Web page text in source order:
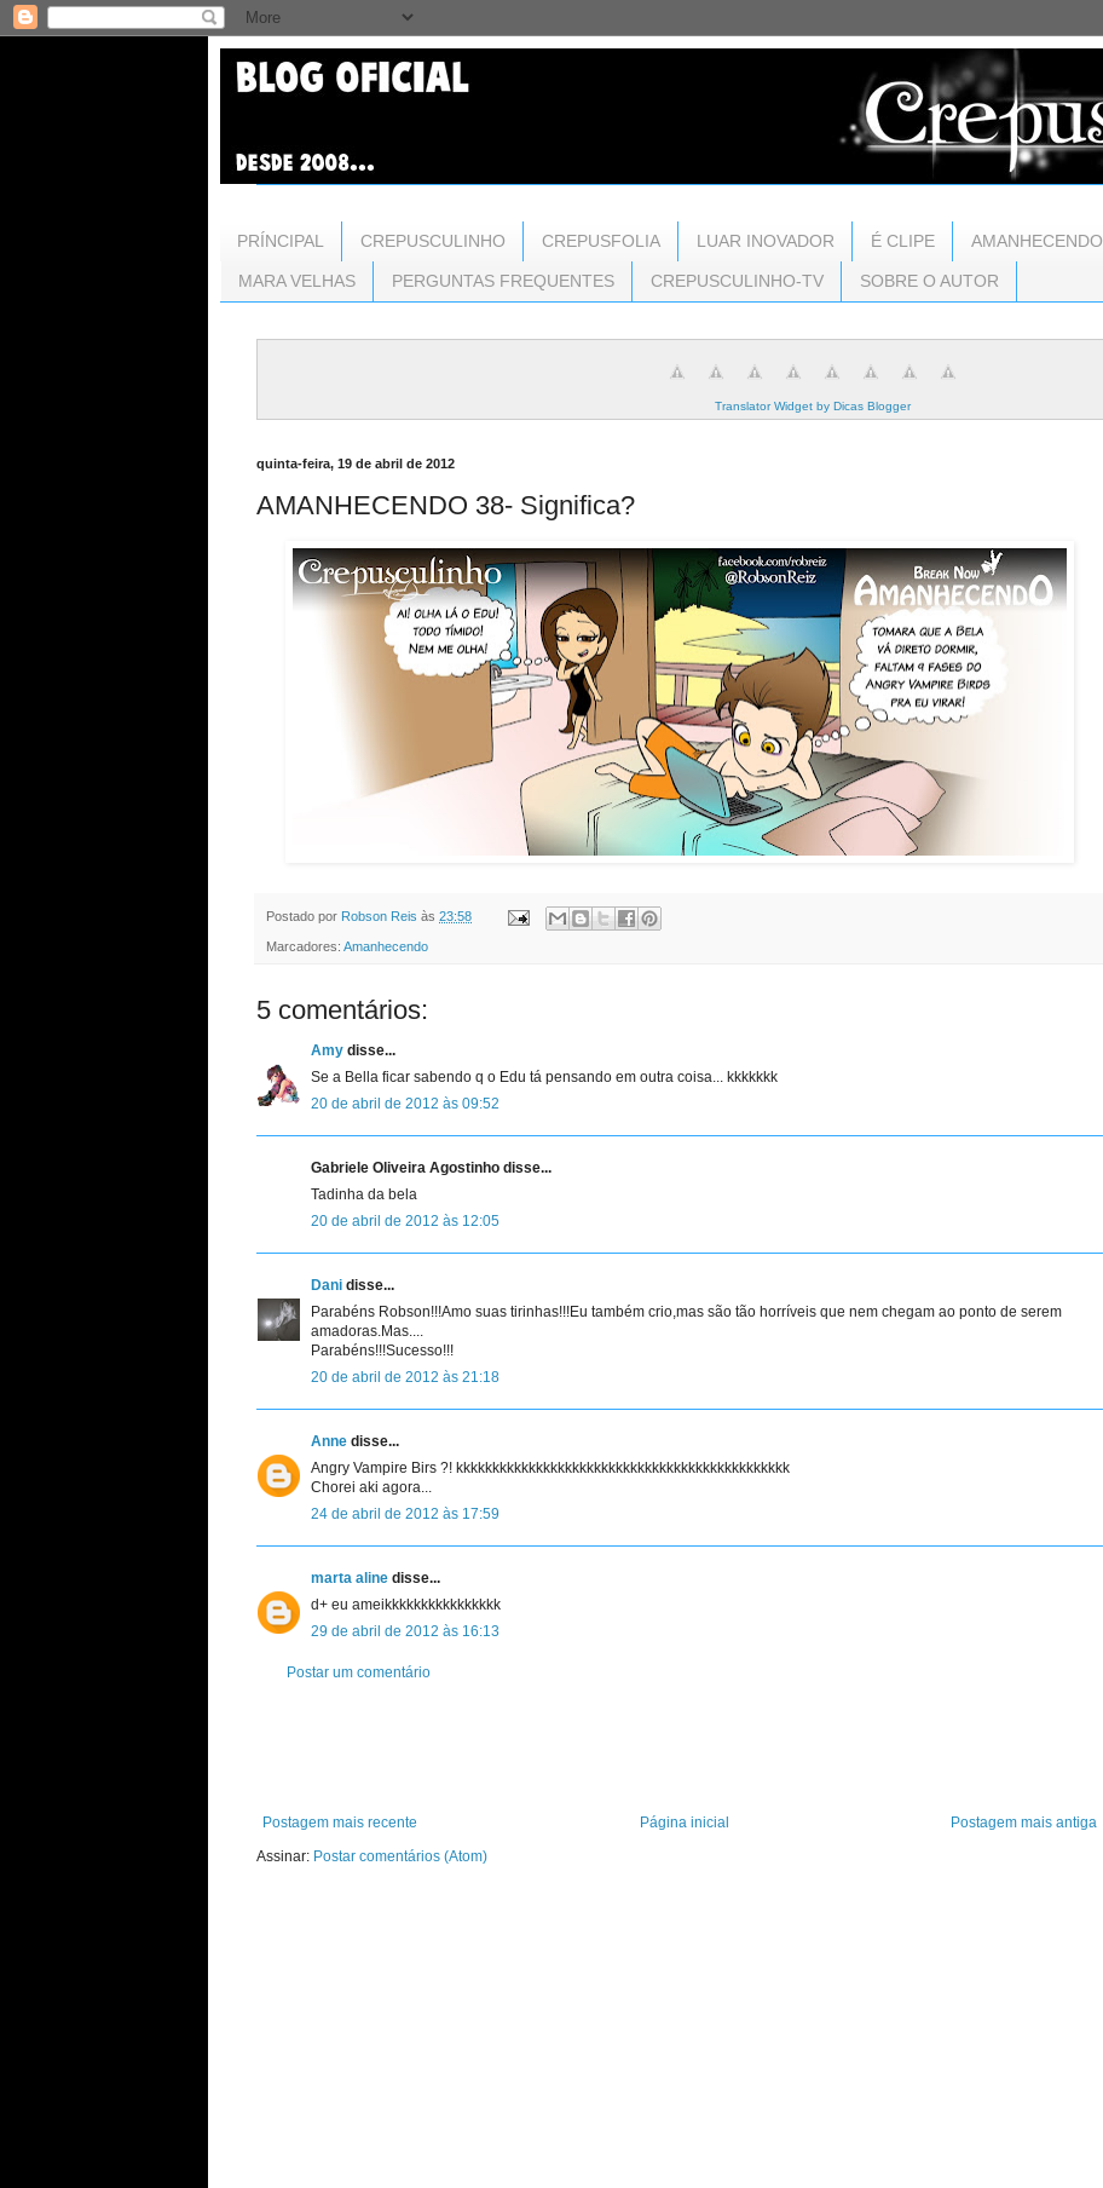
PRÍNCIPAL CREPUSCULINHO CREPUSFOLIA LUAR INOVADOR É CLIPE AMANHECENDO
MARA VELHAS PERGUNTAS FREQUENTES CREPUSCULINHO-TV SOBRE O AUTOR
Translator Widget by Dicas Blogger
quinta-feira, 19 de abril de 2012
AMANHECENDO 38- Significa?
Postado por Robson Reis às 23:58
Marcadores: Amanhecendo
5 comentários:
Amy disse...
Se a Bella ficar sabendo q o Edu tá pensando em outra coisa... kkkkkkk
20 de abril de 2012 às 09:52
Gabriele Oliveira Agostinho disse...
Tadinha da bela
20 de abril de 2012 às 12:05
Dani disse...
Parabéns Robson!!!Amo suas tirinhas!!!Eu também crio,mas são tão horríveis que nem chegam ao ponto de serem
amadoras.Mas....
Parabéns!!!Sucesso!!!
20 de abril de 2012 às 21:18
Anne disse...
Angry Vampire Birs ?! kkkkkkkkkkkkkkkkkkkkkkkkkkkkkkkkkkkkkkkkkkkkkk
Chorei aki agora...
24 de abril de 2012 às 17:59
marta aline disse...
d+ eu ameikkkkkkkkkkkkkkkk
29 de abril de 2012 às 16:13
Postar um comentário
Postagem mais recente Postagem mais antiga
Página inicial
Assinar: Postar comentários (Atom)